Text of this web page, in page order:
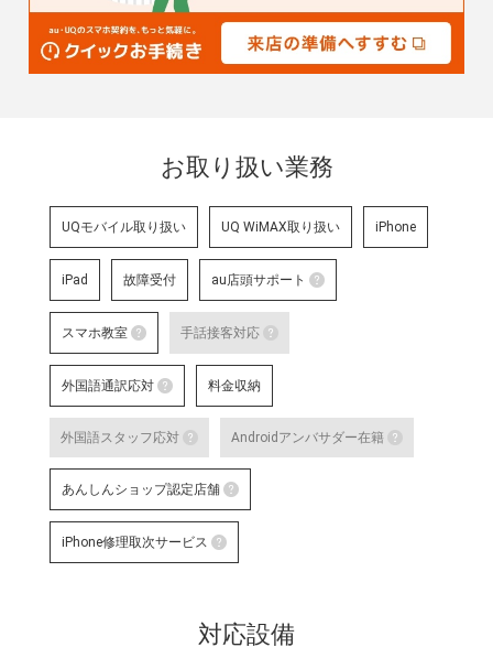
お取り扱い業務
UQモバイル取り扱い UQ WiMAX取り扱い iPhone
iPad 故障受付 au店頭サポート
スマホ教室
スマホ教室
スマートフォン・タブレット教室 を開催して
手話接客対応
明・修理などのアフターサ
いのある方のサポートが可
外国語通訳応対
外国語通訳応対
テレビ電話サービスで外国語通訳可能なス
詳細はこちら
料金収納
外国語スタッフ応対
外国語スタッフ応対
応対をご希望される場合は事前に店舗
対応言語：―
Androidアンバサダー在籍
あんしんショップ認定店舗
詳細はこちら
iPhone修理取次サービス
詳細はこちら
対応設備